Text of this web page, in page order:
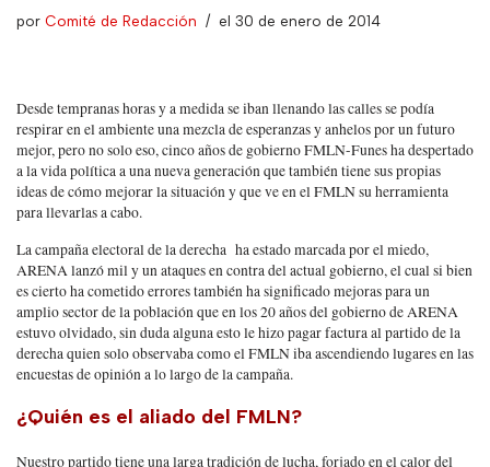
por Comité de Redacción el 30 de enero de 2014
Desde tempranas horas y a medida se iban llenando las calles se podía
respirar en el ambiente una mezcla de esperanzas y anhelos por un futuro
mejor, pero no solo eso, cinco años de gobierno FMLN-Funes ha despertado
a la vida política a una nueva generación que también tiene sus propias
ideas de cómo mejorar la situación y que ve en el FMLN su herramienta
para llevarlas a cabo.
La campaña electoral de la derecha ha estado marcada por el miedo,
ARENA lanzó mil y un ataques en contra del actual gobierno, el cual si bien
es cierto ha cometido errores también ha significado mejoras para un
amplio sector de la población que en los 20 años del gobierno de ARENA
estuvo olvidado, sin duda alguna esto le hizo pagar factura al partido de la
derecha quien solo observaba como el FMLN iba ascendiendo lugares en las
encuestas de opinión a lo largo de la campaña.
¿Quién es el aliado del FMLN?
Nuestro partido tiene una larga tradición de lucha, forjado en el calor del